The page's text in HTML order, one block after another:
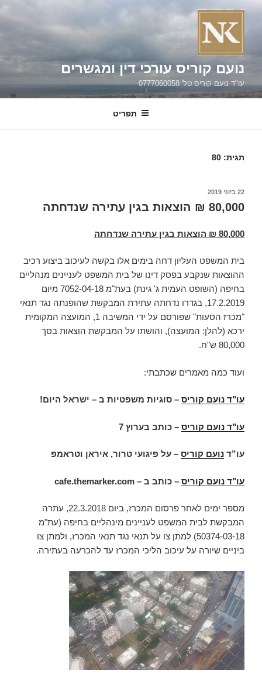
דילוג
נועם קוריס עורכי דין ומגשרים
עו"ד נועם קוריס טל' 0777060058
תפריט
תגית: 80
פורסם
ב
22 ביוני 2019
80,000 ₪ הוצאות בגין עתירה שנדחתה
80,000 ₪ הוצאות בגין עתירה שנדחתה
בית המשפט העליון דחה בימים אלו בקשה לעיכוב ביצוע רכיב
ההוצאות שנקבע בפסק דינו של בית המשפט לעניינים מנהליים
בחיפה (השופט העמית ג' גינת) בעת"מ 7052-04-18 מיום
17.2.2019, בגדרו נדחתה עתירת המבקשת שהופנתה נגד תנאי
"מכרז הסעות" שפורסם על ידי המשיבה 1, המועצה המקומית
ירכא (להלן: המועצה), והושתו על המבקשת הוצאות בסך
80,000 ש"ח.
ועוד כמה מאמרים שכתבתי:
עו"ד נועם קוריס – סוגיות משפטיות ב – ישראל היום!
עו"ד נועם קוריס – כותב בערוץ 7
עו”ד נועם קוריס – על פיגועי טרור, איראן וטראמפ
עו"ד נועם קוריס – כותב ב – cafe.themarker.com
מספר ימים לאחר פרסום המכרז, ביום 22.3.2018, עתרה
המבקשת לבית המשפט לעניינים מינהליים בחיפה (עת"מ
50374-03-18) למתן צו על תנאי נגד תנאי המכרז, ולמתן צו
ביניים שיורה על עיכוב הליכי המכרז עד להכרעה בעתירה.